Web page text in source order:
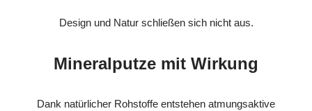
Design und Natur schließen sich nicht aus.
Mineralputze mit Wirkung
Dank natürlicher Rohstoffe entstehen atmungsaktive